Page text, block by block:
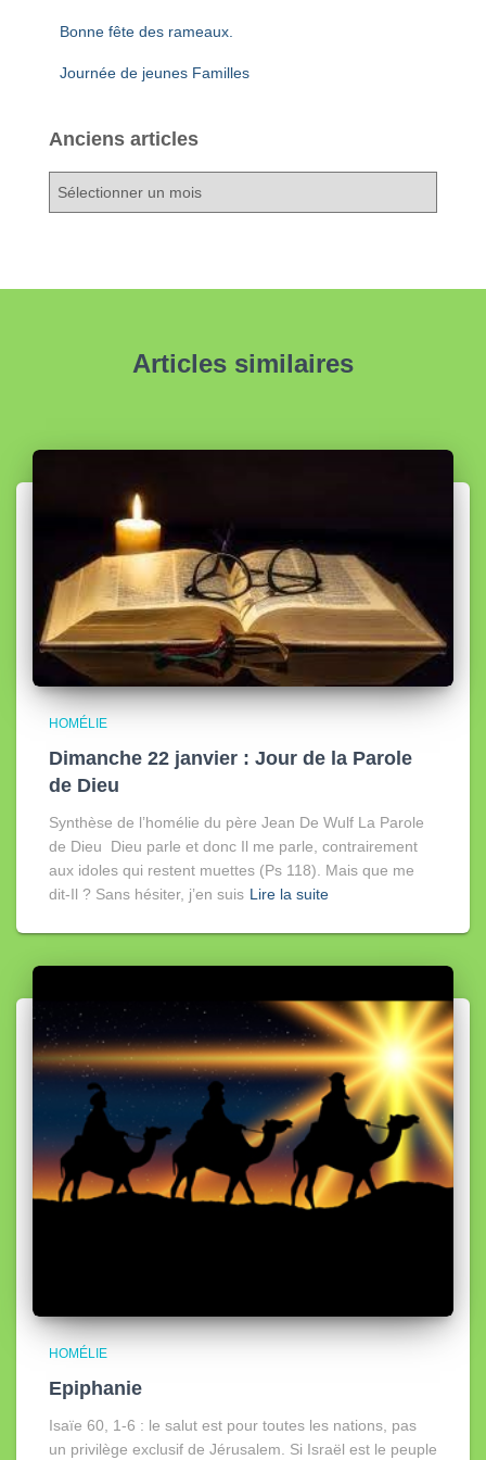
Bonne fête des rameaux.
Journée de jeunes Familles
Anciens articles
Articles similaires
HOMÉLIE
Dimanche 22 janvier : Jour de la Parole
de Dieu
Synthèse de l’homélie du père Jean De Wulf La Parole
de Dieu Dieu parle et donc Il me parle, contrairement
aux idoles qui restent muettes (Ps 118). Mais que me
dit-Il ? Sans hésiter, j’en suis Lire la suite
HOMÉLIE
Epiphanie
Isaïe 60, 1-6 : le salut est pour toutes les nations, pas
un privilège exclusif de Jérusalem. Si Israël est le peuple